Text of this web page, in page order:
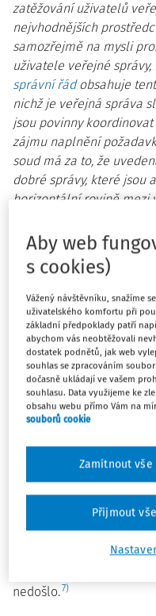
zatěžování uživatelů
nejvhodnějších
samozřejmě na mysli
uživatele veřejné
správní řádobsahuje
nichž je veřejná správa
jsou povinny
zájmu naplnění
soud má za to, že
dobré správy, které jsou
horizontální rovině mezi
jejími adresáty.“
4) Dále
kontrolnímu orgánu,
ust. § 25 odst. 4 zákona č.
kontrolní řád), ve znění
odst. 4 je pak možné
rámci kontrolní činnosti
práce porušila svoji
zaměstnanosti, když za
uložena pokuta orgány
zpravidla dojde k
zaměstnání dle ust.
ke kterému je však
Otázkou samozřejmě
hlášení někdy dojde,
zprávy o výsledcích
za rok 2019 Státního
nedošlo.7)
Aby web
s cookies)
Vážený návštěvníku, snažíme
uživatelského komfortu při
základní předpoklady patří
abychom vás neobtěžovali
dostatek podnětů, jak web
souhlas se zpracováním
dočasně ukládají ve vašem
souhlasu. Data využijeme ke
obsahu webu přímo Vám na
souborů cookie
Zamítnout
Přijmout